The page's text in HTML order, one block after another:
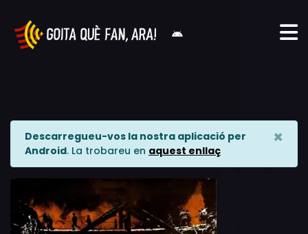
Descarregueu-vos la nostra aplicació per
Android. La trobareu en aquest enllaç
×